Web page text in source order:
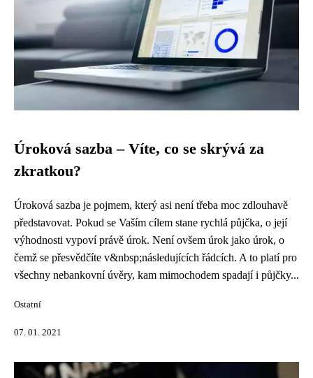
Úroková sazba – Víte, co se skrývá za
zkratkou?
Úroková sazba je pojmem, který asi není třeba moc zdlouhavě
představovat. Pokud se Vaším cílem stane rychlá půjčka, o její
výhodnosti vypoví právě úrok. Není ovšem úrok jako úrok, o
čemž se přesvědčíte v&nbsp;následujících řádcích. A to platí pro
všechny nebankovní úvěry, kam mimochodem spadají i půjčky...
Ostatní
07. 01. 2021